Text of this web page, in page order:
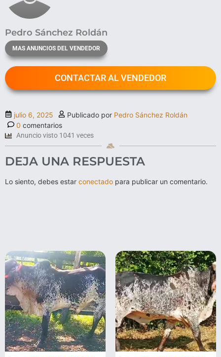
Pedro Sánchez Roldán
MAS ANUNCIOS DEL VENDEDOR
CONTACTAR AL VENDEDOR
julio 6, 2025 Publicado por Pedro Sánchez Roldán
0 comentarios
Anuncio visto 1041 veces
DEJA UNA RESPUESTA
Lo siento, debes estar conectado para publicar un comentario.